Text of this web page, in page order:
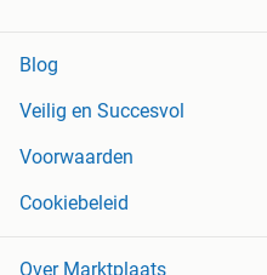
Blog
Veilig en Succesvol
Voorwaarden
Cookiebeleid
Over Marktplaats